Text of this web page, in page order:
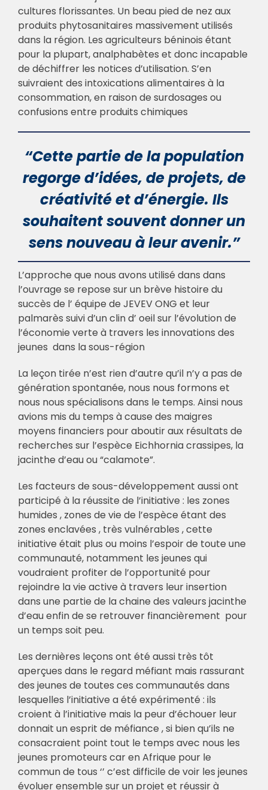
cultures florissantes. Un beau pied de nez aux
produits phytosanitaires massivement utilisés
dans la région. Les agriculteurs béninois étant
pour la plupart, analphabètes et donc incapable
de déchiffrer les notices d’utilisation. S’en
suivraient des intoxications alimentaires à la
consommation, en raison de surdosages ou
confusions entre produits chimiques
“Cette partie de la population
regorge d’idées, de projets, de
créativité et d’énergie. Ils
souhaitent souvent donner un
sens nouveau à leur avenir.”
L’approche que nous avons utilisé dans dans
l’ouvrage se repose sur un brève histoire du
succès de l’ équipe de JEVEV ONG et leur
palmarès suivi d’un clin d’ oeil sur l’évolution de
l’économie verte à travers les innovations des
jeunes dans la sous-région
La leçon tirée n’est rien d’autre qu’il n’y a pas de
génération spontanée, nous nous formons et
nous nous spécialisons dans le temps. Ainsi nous
avions mis du temps à cause des maigres
moyens financiers pour aboutir aux résultats de
recherches sur l’espèce Eichhornia crassipes, la
jacinthe d’eau ou “calamote”.
Les facteurs de sous-développement aussi ont
participé à la réussite de l’initiative : les zones
humides , zones de vie de l’espèce étant des
zones enclavées , très vulnérables , cette
initiative était plus ou moins l’espoir de toute une
communauté, notamment les jeunes qui
voudraient profiter de l’opportunité pour
rejoindre la vie active à travers leur insertion
dans une partie de la chaine des valeurs jacinthe
d’eau enfin de se retrouver financièrement pour
un temps soit peu.
Les dernières leçons ont été aussi très tôt
aperçues dans le regard méfiant mais rassurant
des jeunes de toutes ces communautés dans
lesquelles l’initiative a été expérimenté : ils
croient à l’initiative mais la peur d’échouer leur
donnait un esprit de méfiance , si bien qu’ils ne
consacraient point tout le temps avec nous les
jeunes promoteurs car en Afrique pour le
commun de tous ‘’ c’est difficile de voir les jeunes
évoluer ensemble sur un projet et réussir à